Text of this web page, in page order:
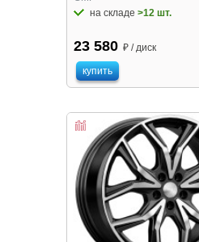
на складе >12 шт.
23 580 ₽ / диск
купить